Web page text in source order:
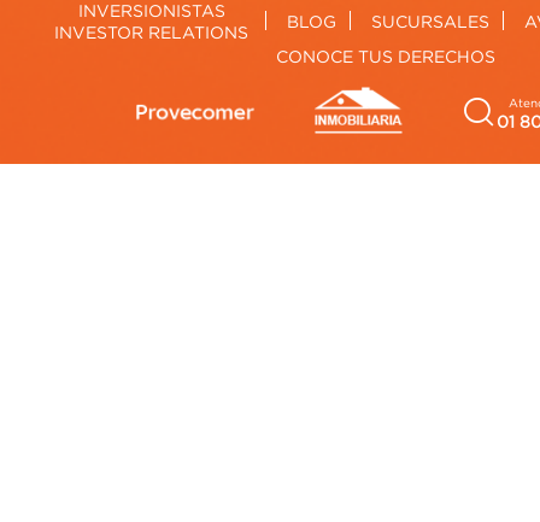
INVERSIONISTAS
INVESTOR RELATIONS
BLOG SUCURSALES
CONOCE TUS DERECHOS
01